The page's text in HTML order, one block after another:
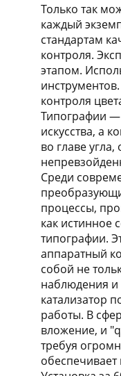
Только так
каждый
стандартам
контроля.
этапом.
контроля
Типографии —
искусства, а
во главе
Среди
процессы,
как истинное
типографии.
аппаратный
собой не
наблюдения и
катализатор
работы. В
вложение, и
требуя
обеспечивает